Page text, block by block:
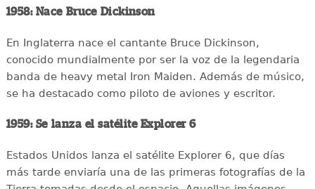
1958: Nace Bruce Dickinson
En Inglaterra nace el cantante Bruce Dickinson,
conocido mundialmente por ser la voz de la legendaria
banda de heavy metal Iron Maiden. Además de músico,
se ha destacado como piloto de aviones y escritor.
1959: Se lanza el satélite Explorer 6
Estados Unidos lanza el satélite Explorer 6, que días
más tarde enviaría una de las primeras fotografías de la